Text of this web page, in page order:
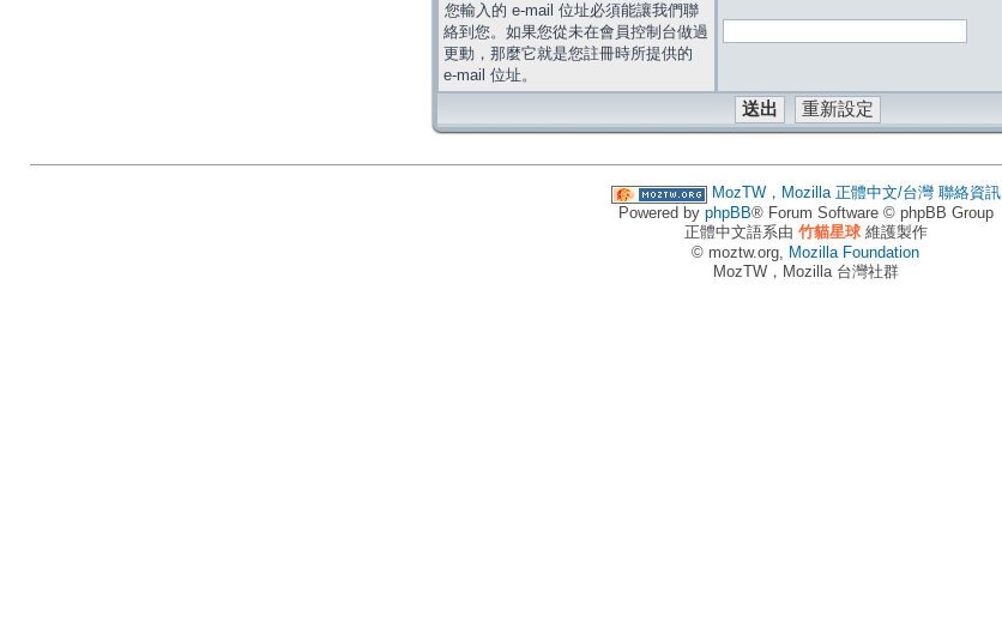
您輸入的 e-mail 位址必須能讓我們聯
絡到您。如果您從未在會員控制台做過
更動，那麼它就是您註冊時所提供的
e-mail 位址。
MozTW，Mozilla 正體中文/台灣 聯絡資訊
Powered by phpBB® Forum Software © phpBB Group
正體中文語系由 竹貓星球維護製作
© moztw.org, Mozilla Foundation
MozTW，Mozilla 台灣社群